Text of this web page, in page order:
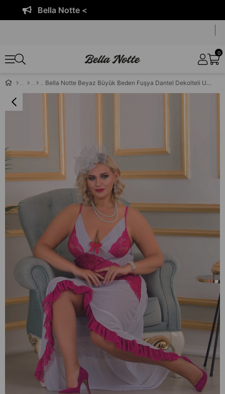
Bella Notte <
0
Bella Notte Beyaz Büyük Beden Fuşya Dantel Dekolteli Uzun Tül Gecelik 7517